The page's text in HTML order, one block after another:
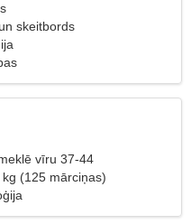
skeitbords
vīru 37-44
(125 mārciņas)